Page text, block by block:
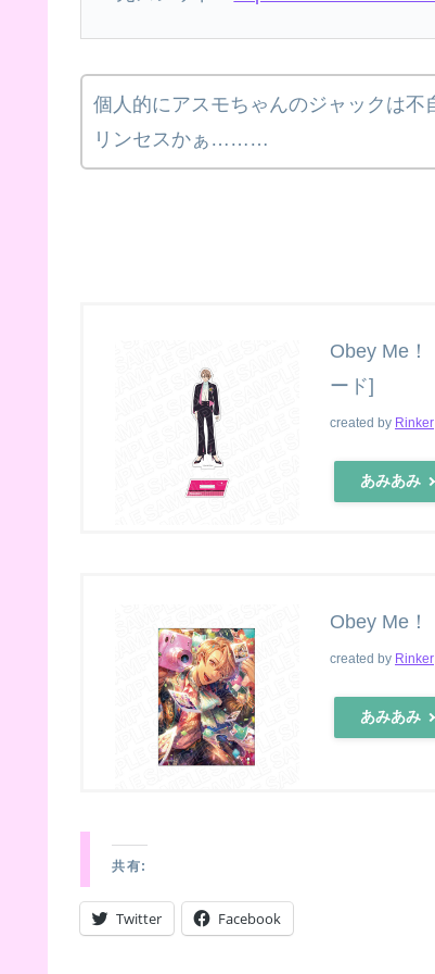
個人的にアスモちゃんのジャックは
リンセスかぁ………
Obey Me！
ード]
created by Rinker
あみあみ
Obey Me！
created by Rinker
あみあみ
共有:
Twitter Facebook